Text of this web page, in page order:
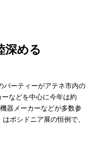
深める
ーティーがアテネ市内の
などを中心に今年は約
器メーカーなどが多数参
ポシドニア展の恒例で、